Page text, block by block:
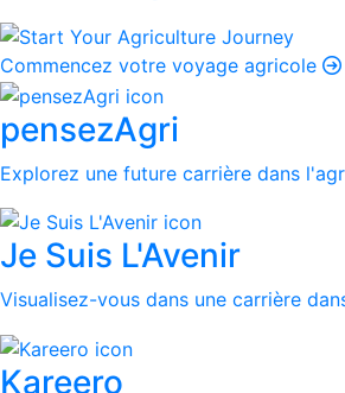
Commencez votre voyage agricole
pensezAgri
Explorez une future carrière dans
Je Suis L'Avenir
Visualisez-vous dans une carrière
Kareero